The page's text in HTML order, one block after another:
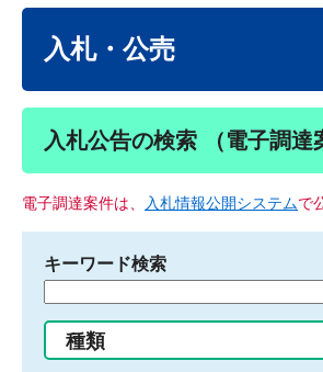
入札・公売
入札公告の検索 （電子調達
電子調達案件は、 入札情報公開システムで
キーワード検索
る
種類